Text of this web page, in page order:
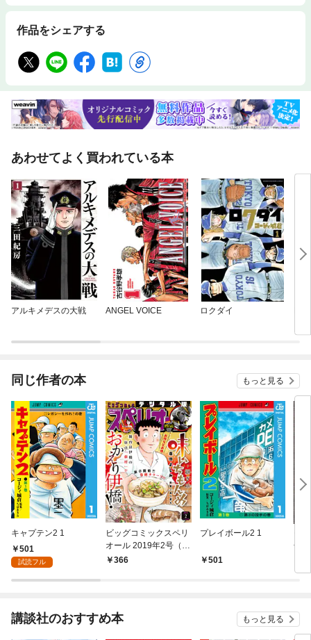
作品をシェアする
あわせてよく買われている本
アルキメデスの大戦 ANGEL VOICE ロクダイ
同じ作者の本 もっと見る
キャプテン2 1
501
試読フル
ビッグコミックスペリ
オール 2019年2号（2
018年12月28日発売）
366
プレイボール2 1
501
号
講談社のおすすめ本 もっと見る